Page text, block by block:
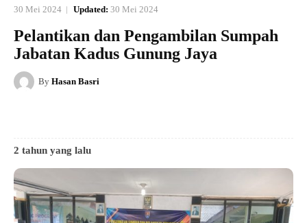
30 Mei 2024 Updated: 30 Mei 2024
Pelantikan dan Pengambilan Sumpah
Jabatan Kadus Gunung Jaya
By Hasan Basri
2 tahun yang lalu